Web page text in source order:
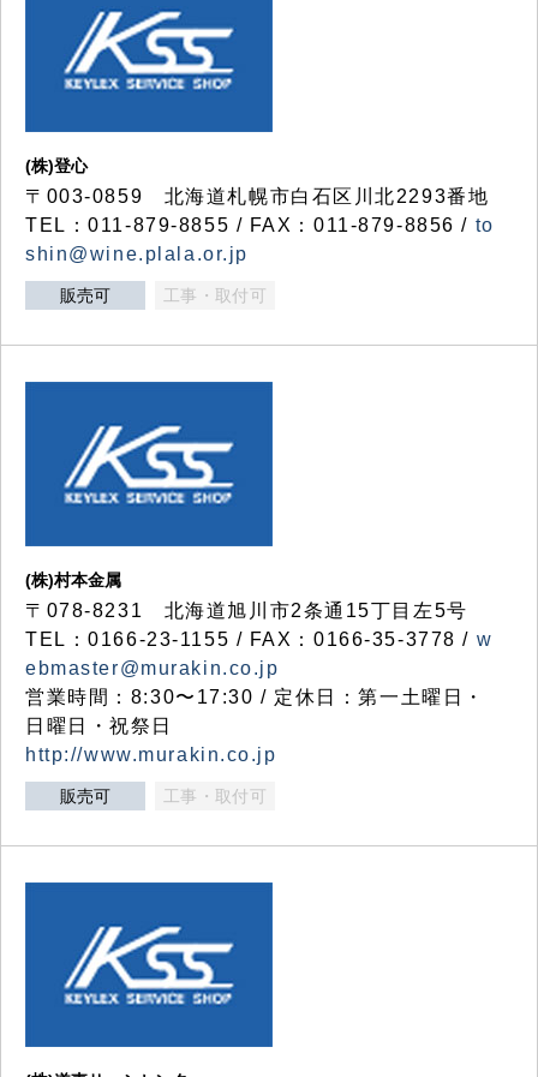
(株)登心
〒003-0859 北海道札幌市白石区川北2293番地
TEL：011-879-8855 / FAX：011-879-8856 / to
shin@wine.plala.or.jp
販売可 工事・取付可
(株)村本金属
〒078-8231 北海道旭川市2条通15丁目左5号
TEL：0166-23-1155 / FAX：0166-35-3778 / w
ebmaster@murakin.co.jp
営業時間：8:30〜17:30 / 定休日：第一土曜日・
日曜日・祝祭日
http://www.murakin.co.jp
販売可 工事・取付可